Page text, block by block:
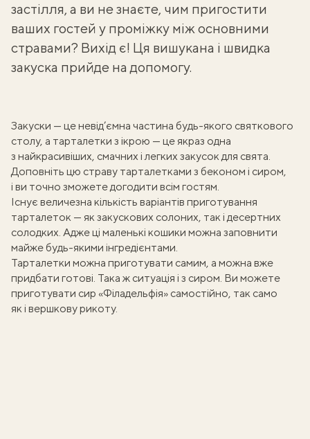
застілля, а ви не знаєте, чим пригостити
ваших гостей у проміжку між основними
стравами? Вихід є! Ця вишукана і швидка
закуска прийде на допомогу.
Закуски — це невід’ємна частина будь-якого святкового
столу, а тарталетки з ікрою — це якраз одна
з найкрасивіших, смачних і легких закусок для свята.
Доповніть цю страву тарталетками з беконом і сиром,
і ви точно зможете догодити всім гостям.
Існує величезна кількість варіантів приготування
тарталеток — якзакускових солоних, так ідесертних
солодких. Адже ці маленькі кошики можна заповнити
майже будь-якими інгредієнтами.
Тарталетки можна приготувати самим, а можна вже
придбати готові. Така ж ситуація і з сиром. Ви можете
приготувати сир «Філадельфія» самостійно, так само
як і вершкову рикоту.